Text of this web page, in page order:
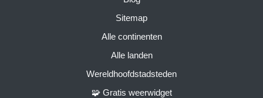
Sitemap
Alle continenten
Alle landen
Wereldhoofdstadsteden
🧩 Gratis weerwidget